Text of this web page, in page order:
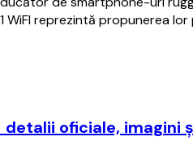
WiFI reprezintă propunerea
detalii oficiale, imagini